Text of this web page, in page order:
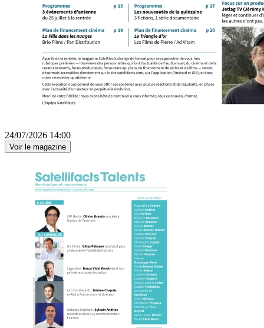
24/07/2026 14:00
Voir le magazine